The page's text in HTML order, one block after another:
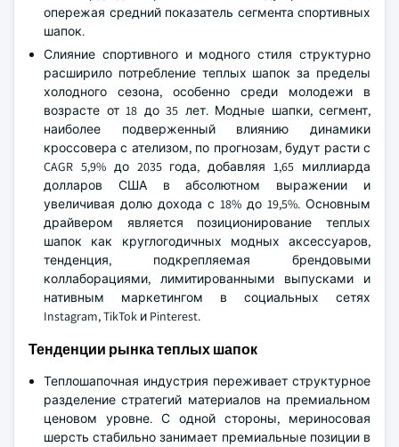
опережая средний показатель сегмента спортивных
шапок.
Слияние спортивного и модного стиля структурно
расширило потребление теплых шапок за пределы
холодного сезона, особенно среди молодежи в
возрасте от 18 до 35 лет. Модные шапки, сегмент,
наиболее подверженный влиянию динамики
кроссовера с ателизом, по прогнозам, будут расти с
CAGR 5,9% до 2035 года, добавляя 1,65 миллиарда
долларов США в абсолютном выражении и
увеличивая долю дохода с 18% до 19,5%. Основным
драйвером является позиционирование теплых
шапок как круглогодичных модных аксессуаров,
тенденция, подкрепляемая брендовыми
коллаборациями, лимитированными выпусками и
нативным маркетингом в социальных сетях
Instagram, TikTok и Pinterest.
Тенденции рынка теплых шапок
Теплошапочная индустрия переживает структурное
разделение стратегий материалов на премиальном
ценовом уровне. С одной стороны, мериносовая
шерсть стабильно занимает премиальные позиции в